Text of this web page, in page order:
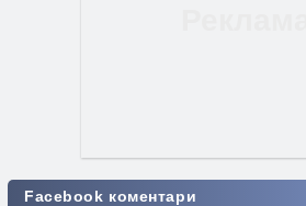
Facebook коментари